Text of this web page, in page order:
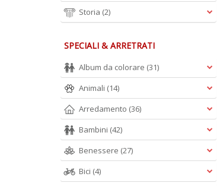
Digitale
4.90 €
Frank Zappa
7.90 €
Digitale
3.50 €
Storia (2)
SPECIALI & ARRETRATI
Album da colorare (31)
Animali (14)
Arredamento (36)
Bambini (42)
Benessere (27)
Bici (4)